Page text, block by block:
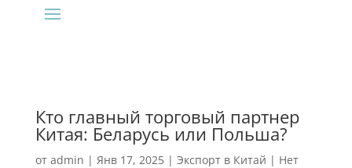
Кто главный торговый партнер
Китая: Беларусь или Польша?
от admin | Янв 17, 2025| Экспорт в Китай | Нет